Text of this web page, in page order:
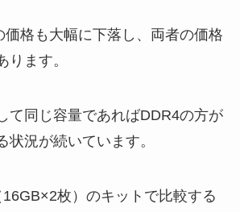
価格も大幅に下落し、両者の価格
ります。
て同じ容量であればDDR4の方が
状況が続いています。
枚）のキットで比較する